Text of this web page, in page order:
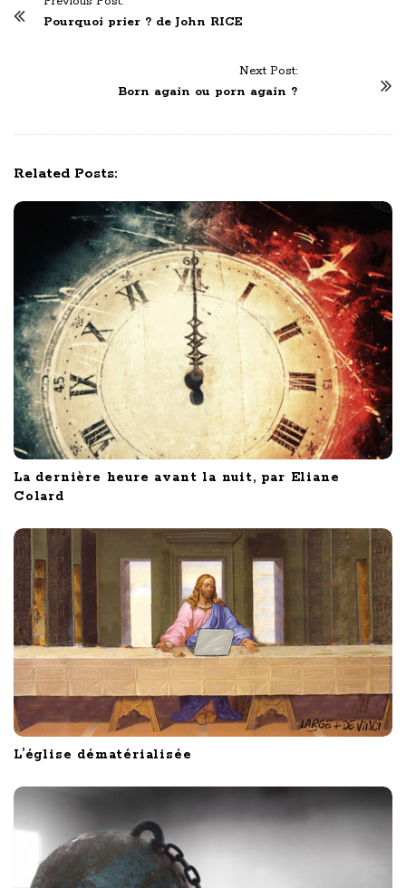
Pourquoi prier ? de John RICE
Next Post:
Born again ou porn again ?
Related Posts:
La dernière heure avant la nuit, par Eliane
Colard
L’église dématérialisée